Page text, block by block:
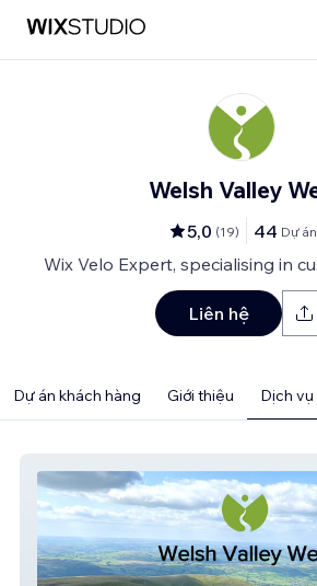
Welsh Valley
5,0 (19) 44 Dự án
Wix Velo Expert, specialising in
Liên hệ
Dự án khách hàng Giới thiệu Dịch